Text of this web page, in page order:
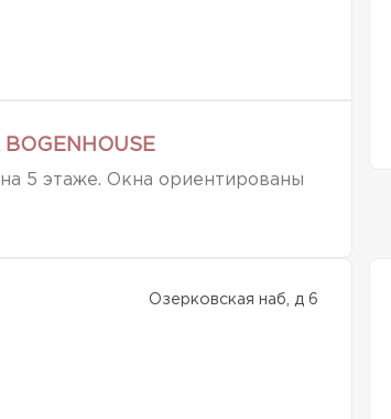
5 этаже. Окна ориентированы
Озерковская наб, д 6